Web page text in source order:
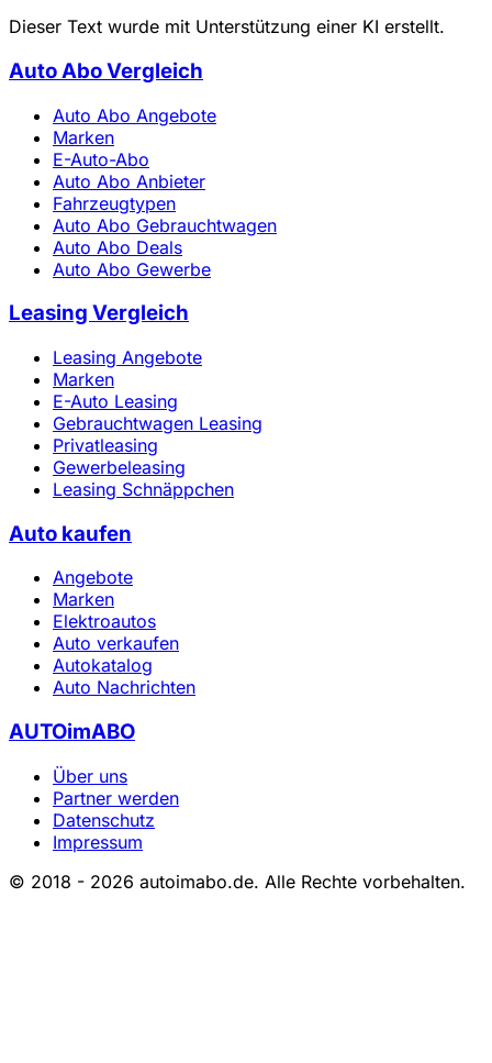
Dieser Text wurde mit Unterstützung einer KI erstellt.
Auto Abo Vergleich
Auto Abo Angebote
Marken
E-Auto-Abo
Auto Abo Anbieter
Fahrzeugtypen
Auto Abo Gebrauchtwagen
Auto Abo Deals
Auto Abo Gewerbe
Leasing Vergleich
Leasing Angebote
Marken
E-Auto Leasing
Gebrauchtwagen Leasing
Privatleasing
Gewerbeleasing
Leasing Schnäppchen
Auto kaufen
Angebote
Marken
Elektroautos
Auto verkaufen
Autokatalog
Auto Nachrichten
AUTOimABO
Über uns
Partner werden
Datenschutz
Impressum
© 2018 - 2026 autoimabo.de. Alle Rechte vorbehalten.